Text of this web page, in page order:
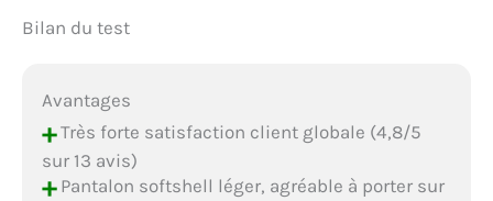
Bilan du test
Avantages
+Très forte satisfaction client globale (4,8/5
sur 13 avis)
+Pantalon softshell léger, agréable à porter sur